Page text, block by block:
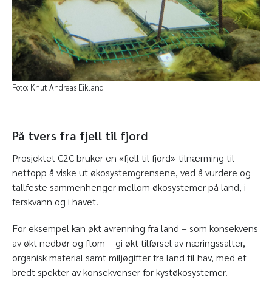
Foto: Knut Andreas Eikland
På tvers fra fjell til fjord
Prosjektet C2C bruker en «fjell til fjord»-tilnærming til
nettopp å viske ut økosystemgrensene, ved å vurdere og
tallfeste sammenhenger mellom økosystemer på land, i
ferskvann og i havet.
For eksempel kan økt avrenning fra land – som konsekvens
av økt nedbør og flom – gi økt tilførsel av næringssalter,
organisk material samt miljøgifter fra land til hav, med et
bredt spekter av konsekvenser for kystøkosystemer.